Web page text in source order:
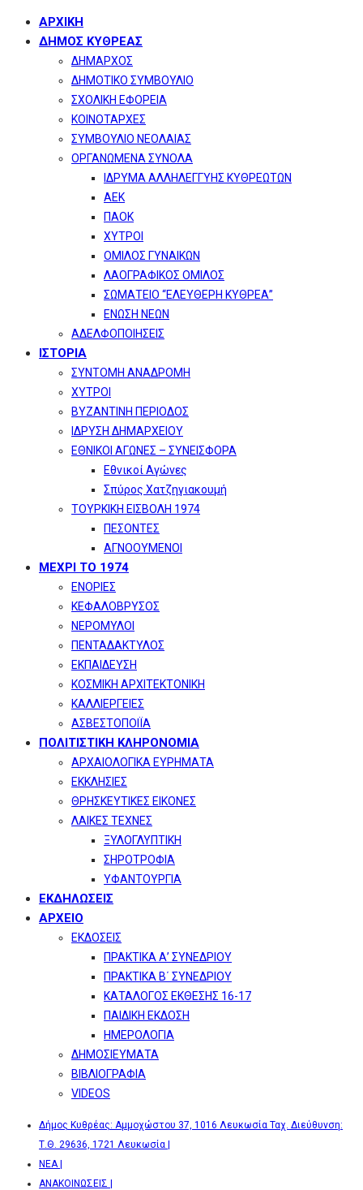
ΑΡΧΙΚΗ
ΔΗΜΟΣ ΚΥΘΡΕΑΣ
ΔΗΜΑΡΧΟΣ
ΔΗΜΟΤΙΚΟ ΣΥΜΒΟΥΛΙΟ
ΣΧΟΛΙΚΗ ΕΦΟΡΕΙΑ
ΚΟΙΝΟΤΑΡΧΕΣ
ΣΥΜΒΟΥΛΙΟ ΝΕΟΛΑΙΑΣ
ΟΡΓΑΝΩΜΕΝΑ ΣΥΝΟΛΑ
ΙΔΡΥΜΑ ΑΛΛΗΛΕΓΓΥΗΣ ΚΥΘΡΕΩΤΩΝ
ΑΕΚ
ΠΑΟΚ
ΧΥΤΡΟΙ
ΟΜΙΛΟΣ ΓΥΝΑΙΚΩΝ
ΛΑΟΓΡΑΦΙΚΟΣ ΟΜΙΛΟΣ
ΣΩΜΑΤΕΙΟ “ΕΛΕΥΘΕΡΗ ΚΥΘΡΕΑ”
ΕΝΩΣΗ ΝΕΩΝ
ΑΔΕΛΦΟΠΟΙΗΣΕΙΣ
ΙΣΤΟΡΙΑ
ΣΥΝΤΟΜΗ ΑΝΑΔΡΟΜΗ
ΧΥΤΡΟΙ
ΒΥΖΑΝΤΙΝΗ ΠΕΡΙΟΔΟΣ
ΙΔΡΥΣΗ ΔΗΜΑΡΧΕΙΟΥ
ΕΘΝΙΚΟΙ ΑΓΩΝΕΣ – ΣΥΝΕΙΣΦΟΡΑ
Εθνικοί Αγώνες
Σπύρος Χατζηγιακουμή
ΤΟΥΡΚΙΚΗ ΕΙΣΒΟΛΗ 1974
ΠΕΣΟΝΤΕΣ
ΑΓΝΟΟΥΜΕΝΟΙ
ΜΕΧΡΙ ΤΟ 1974
ΕΝΟΡΙΕΣ
ΚΕΦΑΛΟΒΡΥΣΟΣ
ΝΕΡΟΜΥΛΟΙ
ΠΕΝΤΑΔΑΚΤΥΛΟΣ
ΕΚΠΑΙΔΕΥΣΗ
ΚΟΣΜΙΚΗ ΑΡΧΙΤΕΚΤΟΝΙΚΗ
ΚΑΛΛΙΕΡΓΕΙΕΣ
ΑΣΒΕΣΤΟΠΟΙΪΑ
ΠΟΛΙΤΙΣΤΙΚΗ ΚΛΗΡΟΝΟΜΙΑ
ΑΡΧΑΙΟΛΟΓΙΚΑ ΕΥΡΗΜΑΤΑ
ΕΚΚΛΗΣΙΕΣ
ΘΡΗΣΚΕΥΤΙΚΕΣ ΕΙΚΟΝΕΣ
ΛΑΙΚΕΣ ΤΕΧΝΕΣ
ΞΥΛΟΓΛΥΠΤΙΚΗ
ΣΗΡΟΤΡΟΦΙΑ
ΥΦΑΝΤΟΥΡΓΙΑ
ΕΚΔΗΛΩΣΕΙΣ
ΑΡΧΕΙΟ
ΕΚΔΟΣΕΙΣ
ΠΡΑΚΤΙΚΑ Α’ ΣΥΝΕΔΡΙΟΥ
ΠΡΑΚΤΙΚΑ Β΄ ΣΥΝΕΔΡΙΟΥ
ΚΑΤΑΛΟΓΟΣ ΕΚΘΕΣΗΣ 16-17
ΠΑΙΔΙΚΗ ΕΚΔΟΣΗ
ΗΜΕΡΟΛΟΓΙΑ
ΔΗΜΟΣΙΕΥΜΑΤΑ
ΒΙΒΛΙΟΓΡΑΦΙΑ
VIDEOS
Δήμος Κυθρέας: Αμμοχώστου 37, 1016 Λευκωσία Ταχ. Διεύθυνση:
Τ.Θ. 29636, 1721 Λευκωσία |
ΝΕΑ |
ΑΝΑΚΟΙΝΩΣΕΙΣ |